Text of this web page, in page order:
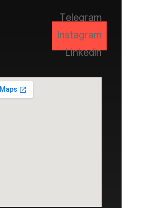
Telegram
Instagram
Linkedin